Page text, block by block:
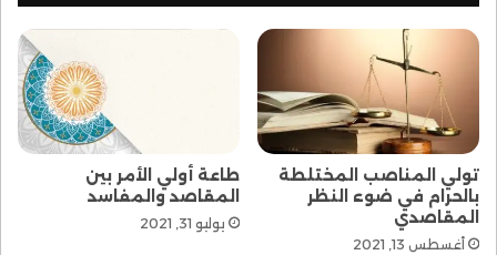
تولي المناصب المختلطة
بالحرام في ضوء النظر
المقاصدي
أغسطس 13, 2021
طاعة أولي الأمر بين
المقاصد والمفاسد
يوليو 31, 2021